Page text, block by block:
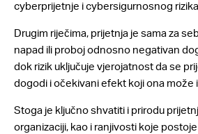
cyberprijetnje i cybersigurnosnog
Drugim riječima, prijetnja je sama za
napad ili proboj odnosno negativan
dok rizik uključuje vjerojatnost da se
dogodi i očekivani efekt koji ona može
Stoga je ključno shvatiti i prirodu
organizaciji, kao i ranjivosti koje postoje